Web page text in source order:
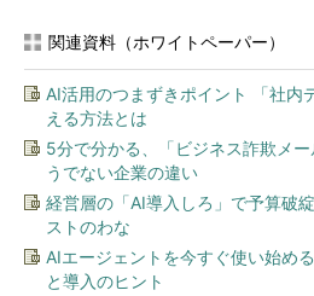
関連資料（ホワイトペーパー）
AI活用のつまずきポイント 「社内
える方法とは
5分で分かる、「ビジネス詐欺メ
うでない企業の違い
経営層の「AI導入しろ」で予算破
ストのわな
AIエージェントを今すぐ使い始め
と導入のヒント